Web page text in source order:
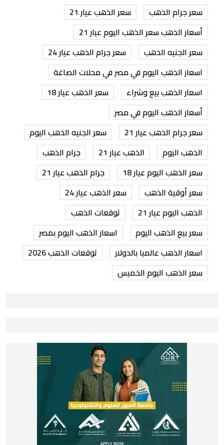
سعر جرام الذهب
سعر الذهب عيار 21
أسعار الذهب سعر الذهب اليوم عيار 21
سعر الجنيه الذهب
سعر جرام الذهب عيار 24
اسعار الذهب اليوم في مصر في محلات الصاغة
اسعار الذهب بيع وشراء
سعر الذهب عيار 18
أسعار الذهب اليوم في مصر
سعر جرام الذهب عيار 21
سعر الجنيه الذهب اليوم
الذهب اليوم
الذهب عيار 21
جرام الذهب
سعر الذهب اليوم عيار 18
جرام الذهب عيار 21
سعر أوقية الذهب
سعر الذهب عيار 24
الذهب اليوم عيار 21
توقعات الذهب
سعر بيع الذهب اليوم
اسعار الذهب اليوم بمصر
اسعار الذهب عالميا بالدولار
توقعات الذهب 2026
سعر الذهب اليوم الخميس